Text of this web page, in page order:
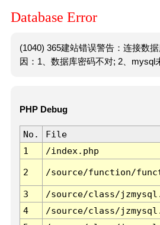
Database Error
(1040) 365建站错误警告：连接数
因：1、数据库密码不对; 2、mysql
PHP Debug
No. File
1
/index.php
2 /source/function/
3 /source/class/
4
/source/class/